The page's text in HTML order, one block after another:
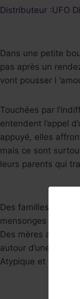
Distributeur :UFO
Dans une petite
pas après un
vont pousser l
Touchées par
entendent l’appel
appuyé, elles
mais ce sont
leurs parents qui
Des familles en
mensonges et
Des mères au
autour d’une jeune
Atypique et parfois